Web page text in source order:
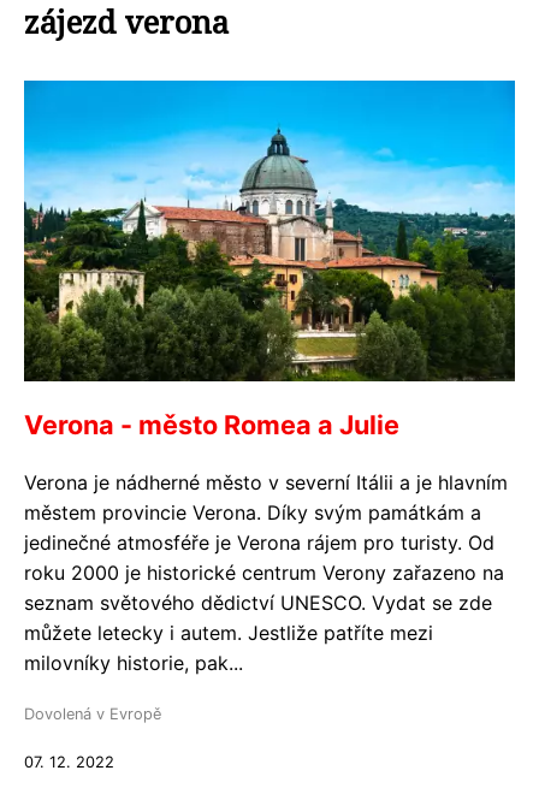
zájezd verona
Verona - město Romea a Julie
Verona je nádherné město v severní Itálii a je hlavním
městem provincie Verona. Díky svým památkám a
jedinečné atmosféře je Verona rájem pro turisty. Od
roku 2000 je historické centrum Verony zařazeno na
seznam světového dědictví UNESCO. Vydat se zde
můžete letecky i autem. Jestliže patříte mezi
milovníky historie, pak...
Dovolená v Evropě
07. 12. 2022